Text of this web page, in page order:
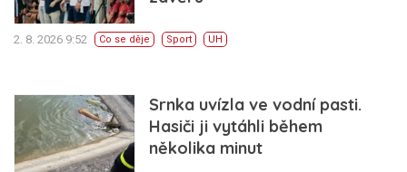
2. 8. 2026 9:52 Co se děje Sport UH
Srnka uvízla ve vodní pasti.
Hasiči ji vytáhli během
několika minut